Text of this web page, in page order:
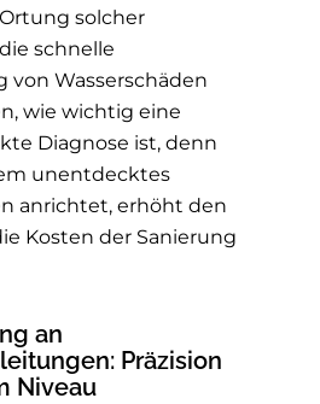
solcher
schnelle
von Wasserschäden
wie wichtig eine
Diagnose ist, denn
unentdecktes
anrichtet, erhöht den
Kosten der Sanierung
an
Präzision
Niveau